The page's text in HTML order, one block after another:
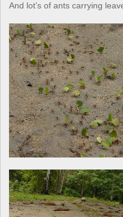
And lot’s of ants carrying